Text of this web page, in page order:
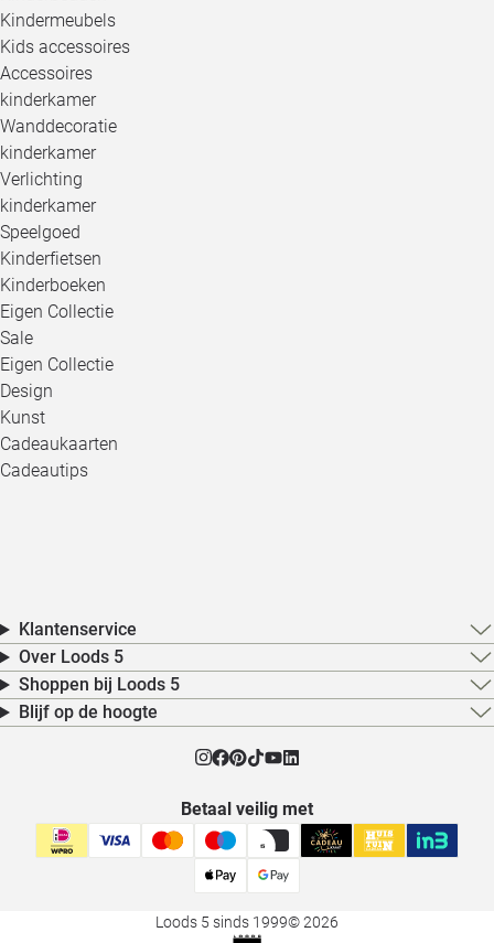
Kindermeubels
Kids accessoires
Accessoires
kinderkamer
Wanddecoratie
kinderkamer
Verlichting
kinderkamer
Speelgoed
Kinderfietsen
Kinderboeken
Eigen Collectie
Sale
Eigen Collectie
Design
Kunst
Cadeaukaarten
Cadeautips
Klantenservice
Over Loods 5
Shoppen bij Loods 5
Blijf op de hoogte
Betaal veilig met
Loods 5 sinds 1999© 2026